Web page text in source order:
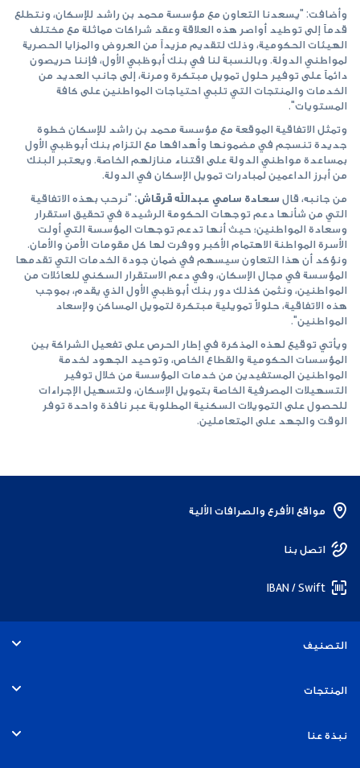
وأضافت: "يسعدنا التعاون مع مؤسسة محمد بن راشد للإسكان، ونتطلع
قدماً إلى توطيد أواصر هذه العلاقة وعقد شراكات مماثلة مع مختلف
الهيئات الحكومية، وذلك لتقديم مزيداً من العروض والمزايا الحصرية
لمواطني الدولة. وبالنسبة لنا في بنك أبوظبي الأول، فإننا حريصون
دائماً على توفير حلول تمويل مبتكرة ومرنة، إلى جانب العديد من
الخدمات والمنتجات التي تلبي احتياجات المواطنين على كافة
المستويات".
وتمثل الاتفاقية الموقعة مع مؤسسة محمد بن راشد للإسكان خطوة
جديدة تنسجم في مضمونها وأهدافها مع التزام بنك أبوظبي الأول
بمساعدة مواطني الدولة على اقتناء منازلهم الخاصة. ويعتبر البنك
من أبرز الداعمين لمبادرات تمويل الإسكان في الدولة.
من جانبه، قال سعادة سامي عبدالله قرقاش: "نرحب بهذه الاتفاقية
التي من شأنها دعم توجهات الحكومة الرشيدة في تحقيق استقرار
وسعادة المواطنين؛ حيث أنها تدعم توجهات المؤسسة التي أولت
الأسرة المواطنة الاهتمام الأكبر ووفرت لها كل مقومات الأمن والأمان.
ونؤكد أن هذا التعاون سيسهم في ضمان جودة الخدمات التي تقدمها
المؤسسة في مجال الإسكان، وفي دعم الاستقرار السكني للعائلات من
المواطنين، ونثمن كذلك دور بنك أبوظبي الأول الذي يقدم، بموجب
هذه الاتفاقية، حلولاً تمويلية مبتكرة لتمويل المساكن ولإسعاد
المواطنين".
ويأتي توقيع لهذه المذكرة في إطار الحرص على تفعيل الشراكة بين
المؤسسات الحكومية والقطاع الخاص، وتوحيد الجهود لخدمة
المواطنين المستفيدين من خدمات المؤسسة من خلال توفير
التسهيلات المصرفية الخاصة بتمويل الإسكان، ولتسهيل الإجراءات
للحصول على التمويلات السكنية المطلوبة عبر نافذة واحدة توفر
الوقت والجهد على المتعاملين.
مواقع الأفرع والصرافات الألية
اتصل بنا
IBAN / Swift
التصنيف
الأفراد
المنتجات
الحسابات
نبذة عنا